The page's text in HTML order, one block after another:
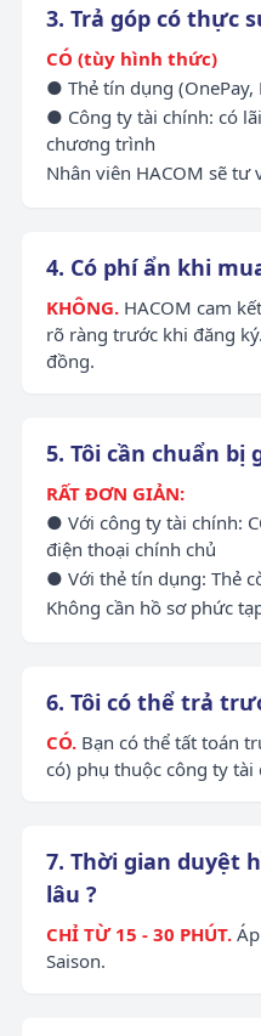
3. Trả góp có thực
CÓ (tùy hình thức)
● Thẻ tín dụng
● Công ty tài chính: có
chương trình
Nhân viên HACOM sẽ
4. Có phí ẩn khi
KHÔNG.HACOM cam
rõ ràng trước khi đăng
đồng.
5. Tôi cần chuẩn bị
RẤT ĐƠN GIẢN:
● Với công ty tài chính:
điện thoại chính chủ
● Với thẻ tín dụng: Thẻ
Không cần hồ sơ phức
6. Tôi có thể trả
CÓ.Bạn có thể tất toán
có) phụ thuộc công ty tài
7. Thời gian duyệt
lâu ?
CHỈ TỪ 15 - 30 PHÚT.Áp
Saison.